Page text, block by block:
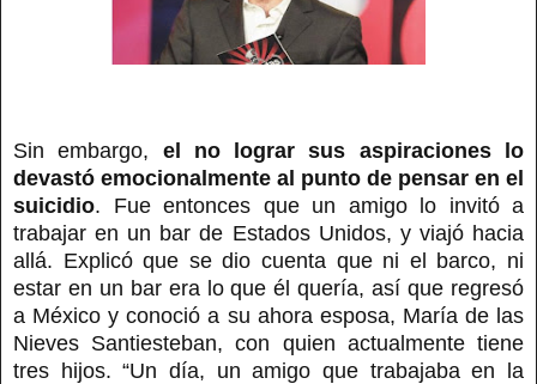
Sin embargo, el no lograr sus aspiraciones lo
devastó emocionalmente al punto de pensar en el
suicidio. Fue entonces que un amigo lo invitó a
trabajar en un bar de Estados Unidos, y viajó hacia
allá. Explicó que se dio cuenta que ni el barco, ni
estar en un bar era lo que él quería, así que regresó
a México y conoció a su ahora esposa, María de las
Nieves Santiesteban, con quien actualmente tiene
tres hijos. “Un día, un amigo que trabajaba en la